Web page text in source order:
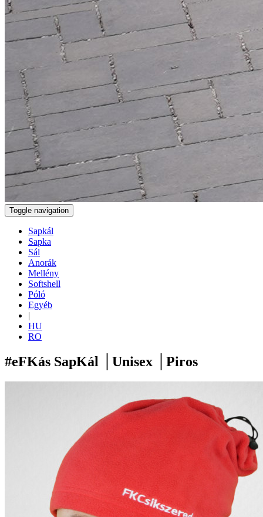
Toggle navigation
Sapkál
Sapka
Sál
Anorák
Mellény
Softshell
Póló
Egyéb
|
HU
RO
#eFKás SapKál │Unisex │Piros